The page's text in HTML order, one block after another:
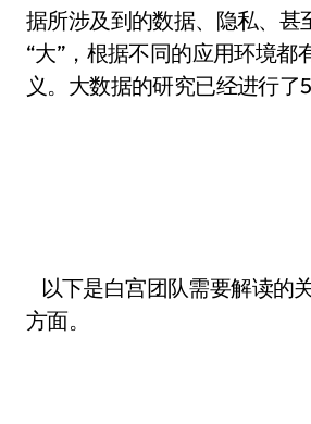
据所涉及到的数据、隐私、甚
“大”，根据不同的应用环境都
义。大数据的研究已经进行了5
以下是白宫团队需要解读的
方面。